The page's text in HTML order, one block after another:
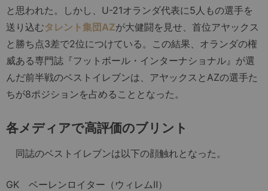
と思われた。しかし、U-21オランダ代表に5人もの選手を
送り込むタレント集団AZが大健闘を見せ、首位アヤックス
と勝ち点3差で2位につけている。この結果、オランダの権
威ある専門誌『フットボール・インターナショナル』が選
んだ前半戦のベストイレブンは、アヤックスとAZの選手た
ちが8ポジションを占めることとなった。
各メディアで高評価のブリント
同誌のベストイレブンは以下の顔触れとなった。
GK ベーレンロイター（ウィレムⅡ）